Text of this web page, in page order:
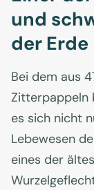
und
der Erde
Bei dem aus
Zitterpappeln
es sich nicht
Lebewesen
eines der